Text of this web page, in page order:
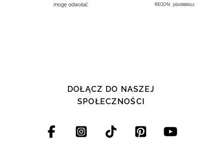
mogę odwołać.
REGON: 362688622
DOŁĄCZ DO NASZEJ
SPOŁECZNOŚCI